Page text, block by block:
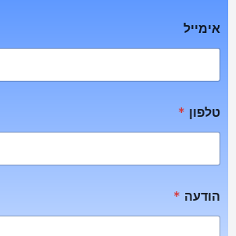
אימייל
טלפון *
הודעה *